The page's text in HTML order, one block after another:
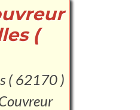
(
( 62170 )